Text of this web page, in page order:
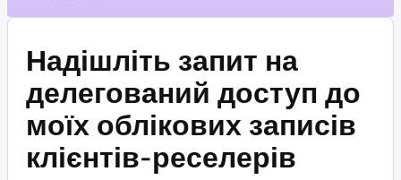
Надішліть запит на
делегований доступ до
моїх облікових записів
клієнтів-реселерів